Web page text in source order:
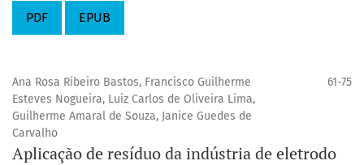
PDF EPUB
Ana Rosa Ribeiro Bastos, Francisco Guilherme
Esteves Nogueira, Luiz Carlos de Oliveira Lima,
Guilherme Amaral de Souza, Janice Guedes de
Carvalho
61-75
Aplicação de resíduo da indústria de eletrodo